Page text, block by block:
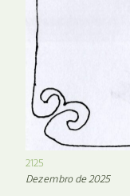
2125
Dezembro de 2025